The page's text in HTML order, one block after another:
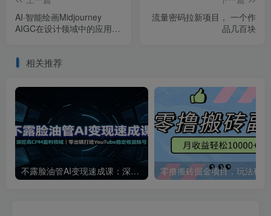
AI·智能绘画Midjourney
AIGC在设计领域中的应用从
流量密码拉新项目， 一个作
品几百块
相关推荐
不露脸油管AI变现速成课：深挖高CPM盈利领域，零出镜打造YouTube稳定收益账号